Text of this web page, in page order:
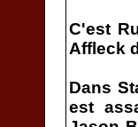
C'est
Affleck
Dans
est